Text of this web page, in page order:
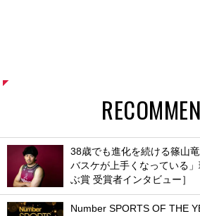
38歳でも進化を続ける篠山
バスケが上手くなっている
ぶ賞 受賞者インタビュー］
Number SPORTS OF THE